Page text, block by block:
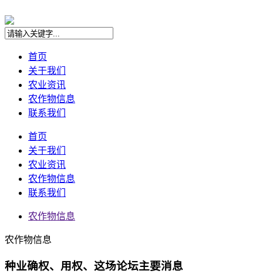
首页
关于我们
农业资讯
农作物信息
联系我们
首页
关于我们
农业资讯
农作物信息
联系我们
农作物信息
农作物信息
种业确权、用权、这场论坛主要消息